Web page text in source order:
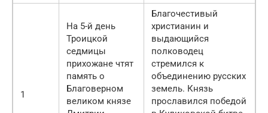
1
На 5-й день
Троицкой
седмицы
прихожане чтят
память о
Благоверном
великом князе
Благочестивый
христианин и
выдающийся
полководец
стремился к
объединению русских
земель. Князь
прославился победой